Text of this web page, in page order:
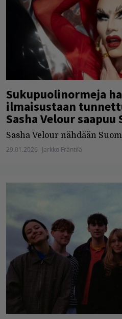
Sukupuolinormeja
ilmaisustaan
Sasha Velour saapuu
Sasha Velour nähdään
29.01.2026 Jarkko Fräntilä